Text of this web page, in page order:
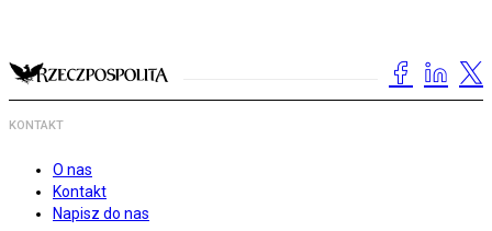
KONTAKT
O nas
Kontakt
Napisz do nas